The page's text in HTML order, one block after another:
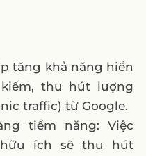
tăng khả năng hiển
thu hút lượng
traffic) từ Google.
tiềm năng: Việc
ích sẽ thu hút